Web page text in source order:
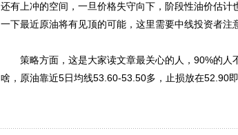
还有上冲的空间，一旦价格失守向下，阶段性油价估
一下最近原油将有见顶的可能，这里需要中线投资者注
策略方面，这是大家读文章最关心的人，90%的人
啥，原油靠近5日均线53.60-53.50多，止损放在52.90